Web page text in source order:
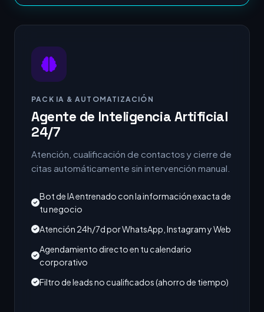
PACK IA & AUTOMATIZACIÓN
Agente de Inteligencia Artificial
24/7
Atención, cualificación de contactos y cierre de
citas automáticamente sin intervención manual.
Bot de IA entrenado con la información exacta de
tu negocio
Atención 24h/7d por WhatsApp, Instagram y Web
Agendamiento directo en tu calendario
corporativo
Filtro de leads no cualificados (ahorro de tiempo)